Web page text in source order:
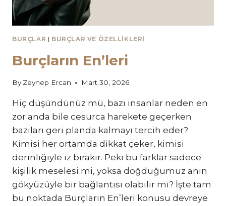
BURÇLAR | BURÇLAR VE ÖZELLIKLERI
Burçların En’leri
By Zeynep Ercan Mart 30, 2026
Hiç düşündünüz mü, bazı insanlar neden en
zor anda bile cesurca harekete geçerken
bazıları geri planda kalmayı tercih eder?
Kimisi her ortamda dikkat çeker, kimisi
derinliğiyle iz bırakır. Peki bu farklar sadece
kişilik meselesi mi, yoksa doğduğumuz anın
gökyüzüyle bir bağlantısı olabilir mi? İşte tam
bu noktada Burçların En’leri konusu devreye